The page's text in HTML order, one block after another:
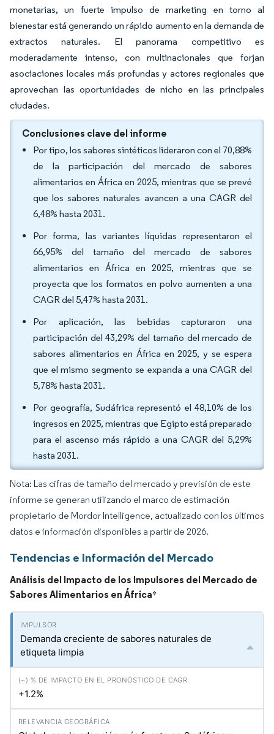
monetarias, un fuerte impulso de marketing en torno al
bienestar está generando un rápido aumento en la demanda de
extractos naturales. El panorama competitivo es
moderadamente intenso, con multinacionales que forjan
asociaciones locales más profundas y actores regionales que
aprovechan las oportunidades de nicho en las principales
ciudades.
Conclusiones clave del informe
Por tipo, los sabores sintéticos lideraron con el 70,88%
de la participación del mercado de sabores
alimentarios en África en 2025, mientras que se prevé
que los sabores naturales avancen a una CAGR del
6,48% hasta 2031.
Por forma, las variantes líquidas representaron el
66,95% del tamaño del mercado de sabores
alimentarios en África en 2025, mientras que se
proyecta que los formatos en polvo aumenten a una
CAGR del 5,47% hasta 2031.
Por aplicación, las bebidas capturaron una
participación del 43,29% del tamaño del mercado de
sabores alimentarios en África en 2025, y se espera
que el mismo segmento se expanda a una CAGR del
5,78% hasta 2031.
Por geografía, Sudáfrica representó el 48,10% de los
ingresos en 2025, mientras que Egipto está preparado
para el ascenso más rápido a una CAGR del 5,29%
hasta 2031.
Nota: Las cifras de tamaño del mercado y previsión de este
informe se generan utilizando el marco de estimación
propietario de Mordor Intelligence, actualizado con los últimos
datos e información disponibles a partir de 2026.
Tendencias e Información del Mercado
Análisis del Impacto de los Impulsores del Mercado de
Sabores Alimentarios en África*
Demanda creciente de sabores naturales de
etiqueta limpia
+1.2%